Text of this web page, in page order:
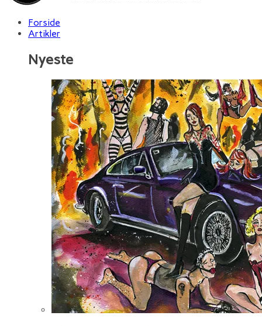
Forside
Artikler
Nyeste